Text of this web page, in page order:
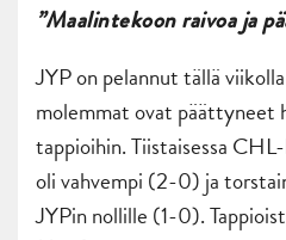
”Maalintekoon raivoa ja
JYP on pelannut tällä
molemmat ovat päättyneet
tappioihin. Tiistaisessa
oli vahvempi (2-0) ja
JYPin nollille (1-0).